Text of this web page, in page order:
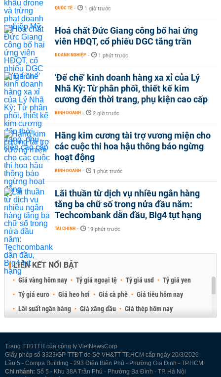
QUỐC TẾ - 1 giờ trước
Hoá chất Đức Giang công bố hai ứng
viên HĐQT, cổ phiếu DGC tăng trần
DOANH NGHIỆP - 1 phút trước
'Đế chế’ kinh doanh hàng xa xỉ của Lý
Nhã Kỳ: Từ phân phối, thiết kế kim
cương đến thời trang, phụ kiện cao cấp
KINH DOANH - 2 giờ trước
Hãng kim cương tài trợ vương miện cho
các cuộc thi hoa hậu thông báo ngừng
hoạt động
KINH DOANH - 1 phút trước
Lãi thuần từ dịch vụ nhiều ngân hàng
tăng ba chữ số trong nửa đầu năm:
Techcombank dẫn đầu, Big4 tụt hạng
TÀI CHÍNH - 19 phút trước
LIÊN KẾT NỔI BẬT
Giá vàng hôm nay Tỷ giá ngoại tệ Tỷ giá usd
Tỷ giá yen
Tỷ giá euro
Giá heo hơi Giá cà phê
Giá tiêu hôm nay
Lãi suất ngân hàng
Giá xăng dầu
Giá thép hôm nay
Trang TTĐTTH của công ty VietNewsCorp
Giấy phép số 3323/GP-TTĐT do Sở VH&TT TP.HCM cấp ngày 20/3/2026
Lầu 5 - Compa Building - 293 Điện Biên Phủ - Phường Gia Định - TP.HCM
Chi nhánh: Số 5 - Khu 38A Trần Phú - Phường Ba Đình - TP. Hà Nội